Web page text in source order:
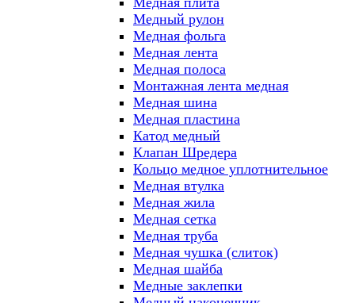
Медный рулон
Медная фольга
Медная лента
Медная полоса
Монтажная лента медная
Медная шина
Медная пластина
Катод медный
Клапан Шредера
Кольцо медное уплотнительное
Медная втулка
Медная жила
Медная сетка
Медная труба
Медная чушка (слиток)
Медная шайба
Медные заклепки